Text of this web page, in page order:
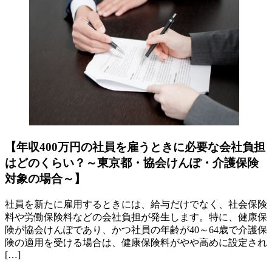
【年収400万円の社員を雇うときに必要な会社負担
はどのくらい？～東京都・協会けんぽ・介護保険
対象の場合～】
社員を新たに雇用するときには、給与だけでなく、社会保険
料や労働保険料などの会社負担が発生します。特に、健康保
険が協会けんぽであり、かつ社員の年齢が40～64歳で介護保
険の適用を受ける場合は、健康保険料がやや高めに設定され
[…]